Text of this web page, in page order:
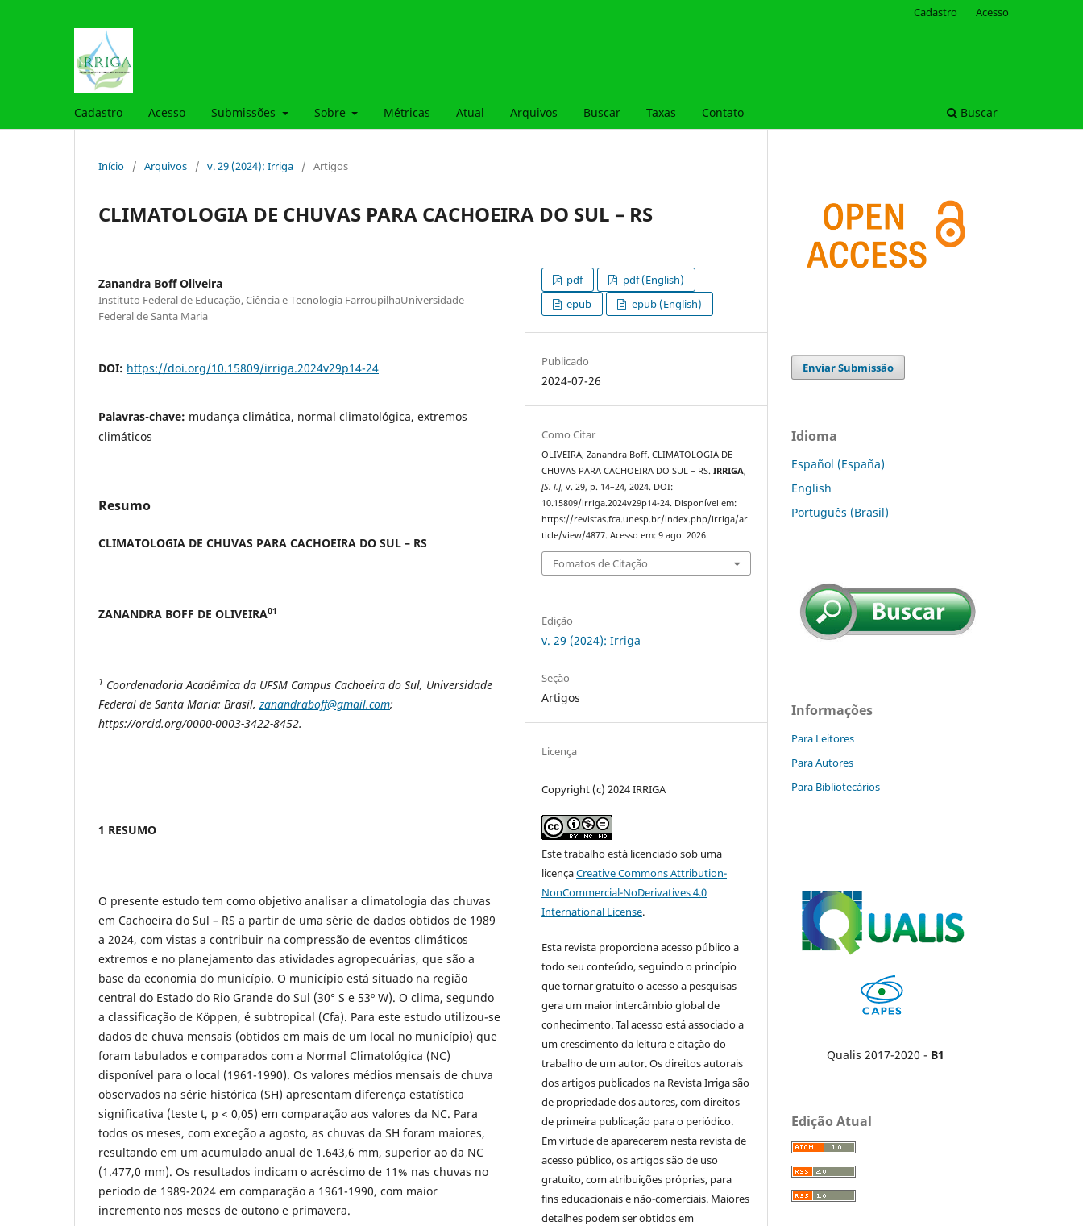
Cadastro Acesso Submissões Sobre Métricas Atual Arquivos Buscar Taxas Contato Buscar
Cadastro Acesso
Início / Arquivos / v. 29 (2024): Irriga / Artigos
CLIMATOLOGIA DE CHUVAS PARA CACHOEIRA DO SUL – RS
Zanandra Boff Oliveira
Instituto Federal de Educação, Ciência e Tecnologia FarroupilhaUniversidade
Federal de Santa Maria
DOI: https://doi.org/10.15809/irriga.2024v29p14-24
Palavras-chave: mudança climática, normal climatológica, extremos
climáticos
Resumo
CLIMATOLOGIA DE CHUVAS PARA CACHOEIRA DO SUL – RS
ZANANDRA BOFF DE OLIVEIRA01
1 Coordenadoria Acadêmica da UFSM Campus Cachoeira do Sul, Universidade
Federal de Santa Maria; Brasil,zanandraboff@gmail.com;
https://orcid.org/0000-0003-3422-8452.
1 RESUMO
O presente estudo tem como objetivo analisar a climatologia das chuvas
em Cachoeira do Sul – RS a partir de uma série de dados obtidos de 1989
a 2024, com vistas a contribuir na compressão de eventos climáticos
extremos e no planejamento das atividades agropecuárias, que são a
base da economia do município. O município está situado na região
central do Estado do Rio Grande do Sul (30° S e 53º W). O clima, segundo
a classificação de Köppen, é subtropical (Cfa). Para este estudo utilizou-se
dados de chuva mensais (obtidos em mais de um local no município) que
foram tabulados e comparados com a Normal Climatológica (NC)
disponível para o local (1961-1990). Os valores médios mensais de chuva
observados na série histórica (SH) apresentam diferença estatística
significativa (teste t, p < 0,05) em comparação aos valores da NC. Para
todos os meses, com exceção a agosto, as chuvas da SH foram maiores,
resultando em um acumulado anual de 1.643,6 mm, superior ao da NC
(1.477,0 mm). Os resultados indicam o acréscimo de 11% nas chuvas no
período de 1989-2024 em comparação a 1961-1990, com maior
incremento nos meses de outono e primavera.
pdf
pdf (English)
epub
epub (English)
Publicado
2024-07-26
Como Citar
OLIVEIRA, Zanandra Boff. CLIMATOLOGIA DE
CHUVAS PARA CACHOEIRA DO SUL – RS.IRRIGA,
[S. l.], v. 29, p. 14–24, 2024. DOI:
10.15809/irriga.2024v29p14-24. Disponível em:
https://revistas.fca.unesp.br/index.php/irriga/ar
ticle/view/4877. Acesso em: 9 ago. 2026.
Fomatos de Citação
Edição
v. 29 (2024): Irriga
Seção
Artigos
Licença
Copyright (c) 2024 IRRIGA
Este trabalho está licenciado sob uma
licençaCreative Commons Attribution-
NonCommercial-NoDerivatives 4.0
International License.
Esta revista proporciona acesso público a
todo seu conteúdo, seguindo o princípio
que tornar gratuito o acesso a pesquisas
gera um maior intercâmbio global de
conhecimento. Tal acesso está associado a
um crescimento da leitura e citação do
trabalho de um autor. Os direitos autorais
dos artigos publicados na Revista Irriga são
de propriedade dos autores, com direitos
de primeira publicação para o periódico.
Em virtude de aparecerem nesta revista de
acesso público, os artigos são de uso
gratuito, com atribuições próprias, para
fins educacionais e não-comerciais. Maiores
detalhes podem ser obtidos em
Enviar Submissão
Idioma
Español (España)
English
Português (Brasil)
Informações
Para Leitores
Para Autores
Para Bibliotecários
Qualis 2017-2020 - B1
Edição Atual